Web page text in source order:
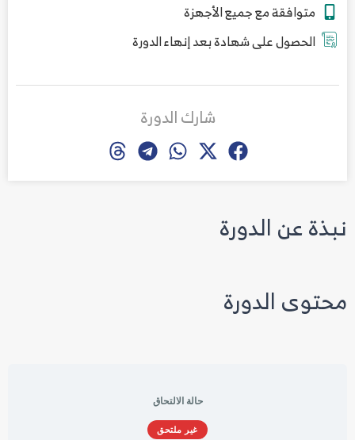
نبذة عن الدورة
محتوى الدورة
حالة الالتحاق
غير ملتحق
متوافقة مع جميع الأجهزة
الحصول على شهادة بعد إنهاء الدورة
شارك الدورة